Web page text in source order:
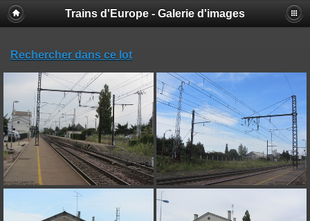
Trains d'Europe - Galerie d'images
Rechercher dans ce lot